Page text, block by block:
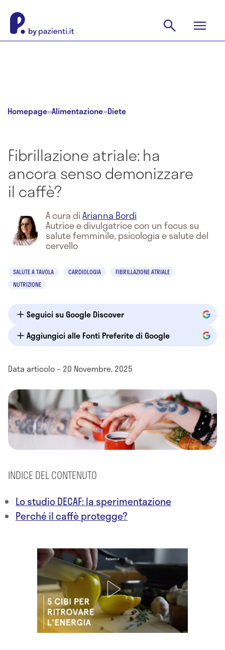
Homepage»Alimentazione»Diete
Fibrillazione atriale: ha
ancora senso demonizzare
il caffè?
A cura diArianna Bordi
Autrice e divulgatrice con un focus su
salute femminile, psicologia e salute del
cervello
SALUTE A TAVOLA CARDIOLOGIA
FIBRILLAZIONE ATRIALE
NUTRIZIONE
Seguici su Google Discover
Aggiungici alle Fonti Preferite di Google
Data articolo – 20 Novembre, 2025
INDICE DEL CONTENUTO
Lo studio DECAF: la sperimentazione
Perché il caffè protegge?